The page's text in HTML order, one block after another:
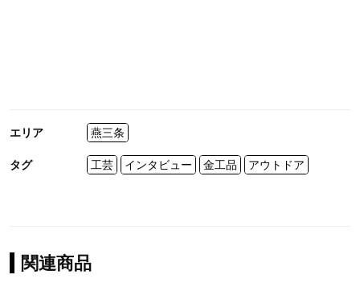
エリア 燕三条
タグ 工芸 インタビュー 金工品 アウトドア
関連商品